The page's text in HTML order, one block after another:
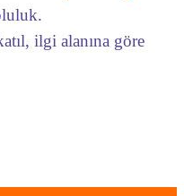
ilgi alanına göre